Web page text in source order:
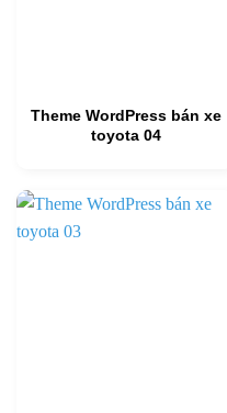
Theme WordPress bán xe
toyota 04